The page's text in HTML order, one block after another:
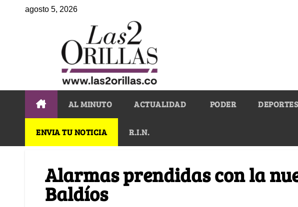
agosto 5, 2026
AL MINUTO ACTUALIDAD PODER DEPORTES
ENVIA TU NOTICIA R.I.N.
Alarmas prendidas con la
Baldíos